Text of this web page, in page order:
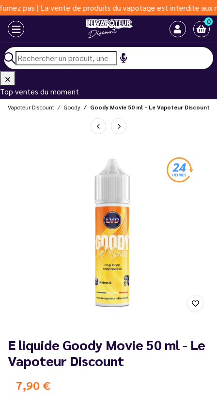
| La vente de produits du vapotage est interdite aux moins
0
Top ventes du moment
Le Vapoteur Discount Goody Goody Movie 50 ml - Le Vapoteur Discount
E liquide Goody Movie 50 ml - Le
Vapoteur Discount
7,90 €